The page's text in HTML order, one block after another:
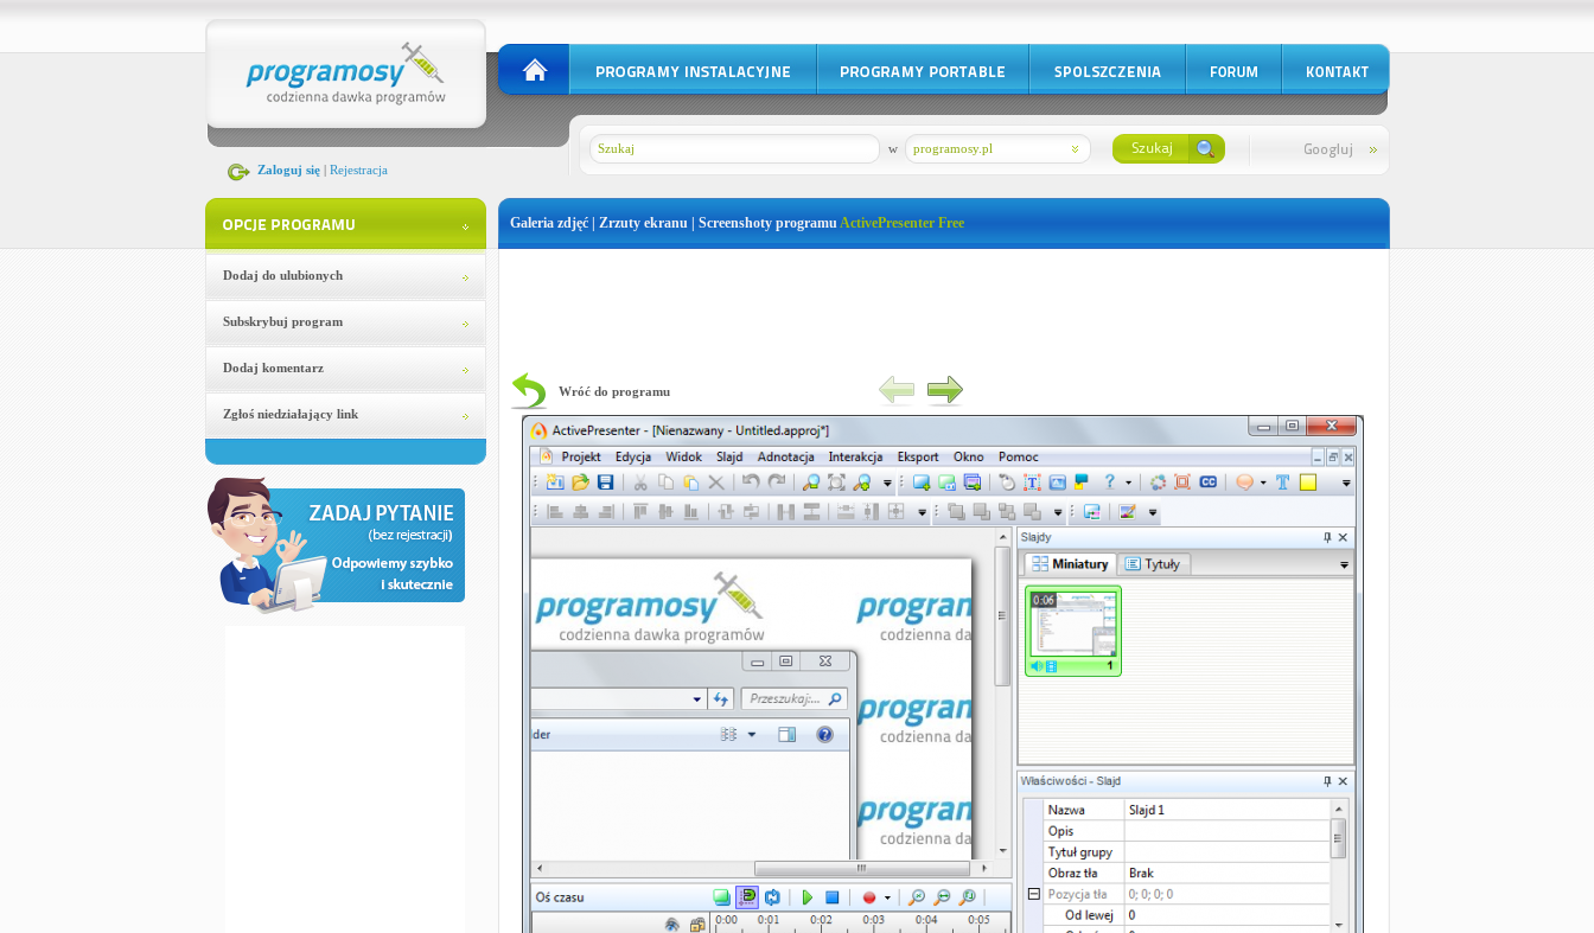
Zaloguj się| Rejestracja
programosy.pl
w
Dodaj do ulubionych
Subskrybuj program
Dodaj komentarz
Zgłoś niedziałający link
Galeria zdjęć | Zrzuty ekranu | Screenshoty programuActivePresenter Free
Wróć do programu